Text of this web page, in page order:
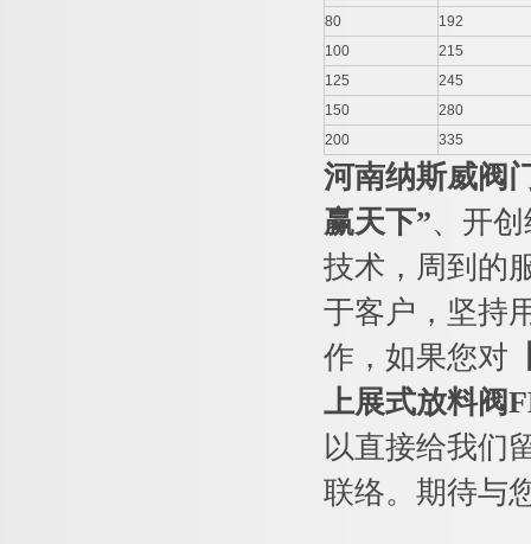
80
192
100
215
125
245
150
280
200
335
河南纳斯威阀
赢天下”、开
技术，周到的
于客户，坚持
作，如果您对
上展式放料阀
以直接给我们
联络。期待与